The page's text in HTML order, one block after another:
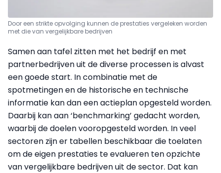
Door een strikte opvolging kunnen de prestaties vergeleken worden
met die van vergelijkbare bedrijven
Samen aan tafel zitten met het bedrijf en met
partnerbedrijven uit de diverse processen is alvast
een goede start. In combinatie met de
spotmetingen en de historische en technische
informatie kan dan een actieplan opgesteld worden.
Daarbij kan aan ‘benchmarking’ gedacht worden,
waarbij de doelen vooropgesteld worden. In veel
sectoren zijn er tabellen beschikbaar die toelaten
om de eigen prestaties te evalueren ten opzichte
van vergelijkbare bedrijven uit de sector. Dat kan